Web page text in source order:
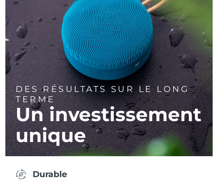
DES RÉSULTATS SUR LE LONG
TERME
Un investissement
unique
Durable